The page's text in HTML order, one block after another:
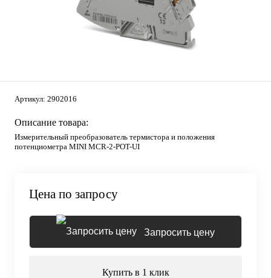
Артикул: 2902016
Описание товара:
Измерительный преобразователь термистора и положения
потенциометра MINI MCR-2-POT-UI
Цена по запросу
Запросить цену
Купить в 1 клик